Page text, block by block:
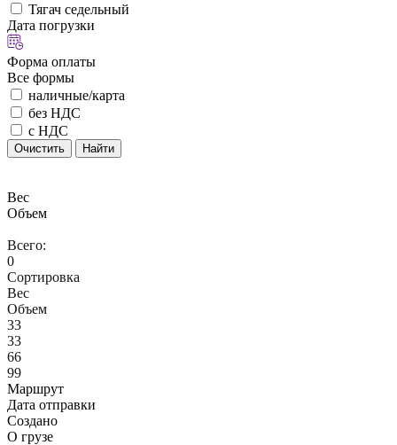
Тягач седельный
Дата погрузки
Форма оплаты
Все формы
наличные/карта
без НДС
с НДС
Очистить Найти
Вес
Объем
Всего:
0
Сортировка
Вес
Объем
33
33
66
99
Маршрут
Дата отправки
Создано
О грузе